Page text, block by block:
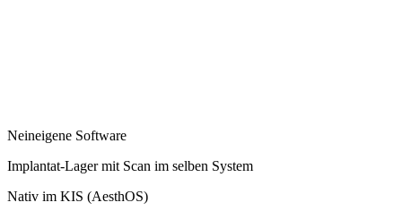
Neineigene Software
Implantat-Lager mit Scan im selben System
Nativ im KIS (AesthOS)